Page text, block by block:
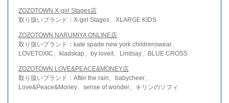
ZOZOTOWN X-girl Stages店
取り扱いブランド：X-girl Stages、XLARGE KIDS
ZOZOTOWN NARUMIYA ONLINE店
取り扱いブランド：kate spade new york childrenswear、
LOVETOXIC、kladskap、by loveit、Lindsay、BLUE CROSS
ZOZOTOWN LOVE&PEACE&MONEY店
取り扱いブランド：After the rain、babycheer、
Love&Peace&Money、sense of wonder、キリンのソフィ